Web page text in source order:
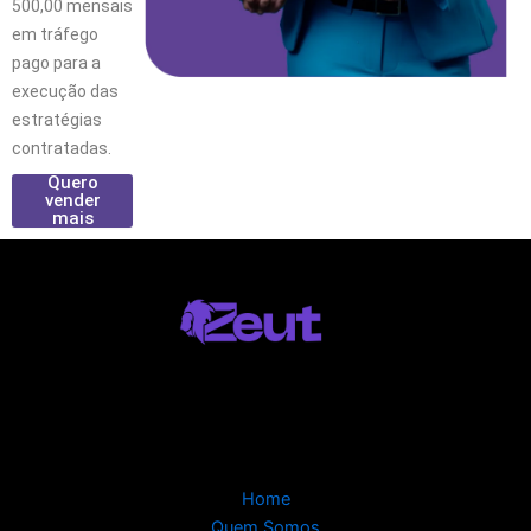
500,00 mensais
em tráfego
pago para a
execução das
estratégias
contratadas.
Quero
vender
mais
Home